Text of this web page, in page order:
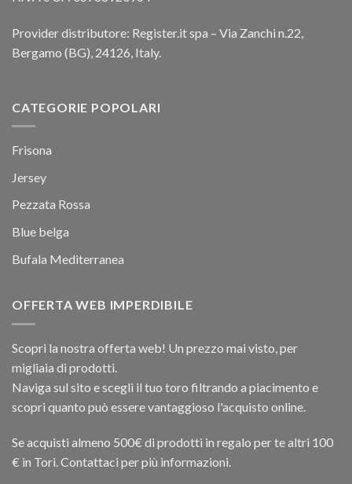
Provider distributore: Register.it spa – Via Zanchi n.22,
Bergamo (BG), 24126, Italy.
CATEGORIE POPOLARI
Frisona
Jersey
Pezzata Rossa
Blue belga
Bufala Mediterranea
OFFERTA WEB IMPERDIBILE
Scopri la nostra offerta web! Un prezzo mai visto, per
migliaia di prodotti.
Naviga sul sito e scegli il tuo toro filtrando a piacimento e
scopri quanto può essere vantaggioso l'acquisto online.
Se acquisti almeno 500€ di prodotti in regalo per te altri 100
€ in Tori. Contattaci per più informazioni.